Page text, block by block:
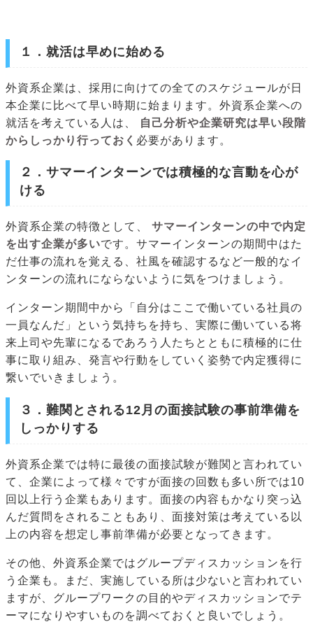
１．就活は早めに始める
外資系企業は、採用に向けての全てのスケジュールが日
本企業に比べて早い時期に始まります。外資系企業への
就活を考えている人は、
自己分析や企業研究は早い段階
からしっかり行っておく 必要があります。
２．サマーインターンでは積極的な言動を心が
ける
外資系企業の特徴として、
サマーインターンの中で内定
を出す企業が多いです。サマーインターンの期間中はた
だ仕事の流れを覚える、社風を確認するなど一般的なイ
ンターンの流れにならないように気をつけましょう。
インターン期間中から「自分はここで働いている社員の
一員なんだ」という気持ちを持ち、実際に働いている将
来上司や先輩になるであろう人たちとともに積極的に仕
事に取り組み、発言や行動をしていく姿勢で内定獲得に
繋いでいきましょう。
３．難関とされる12月の面接試験の事前準備を
しっかりする
外資系企業では特に最後の面接試験が難関と言われてい
て、企業によって様々ですが面接の回数も多い所では10
回以上行う企業もあります。面接の内容もかなり突っ込
んだ質問をされることもあり、面接対策は考えている以
上の内容を想定し事前準備が必要となってきます。
その他、外資系企業ではグループディスカッションを行
う企業も。まだ、実施している所は少ないと言われてい
ますが、グループワークの目的やディスカッションでテ
ーマになりやすいものを調べておくと良いでしょう。